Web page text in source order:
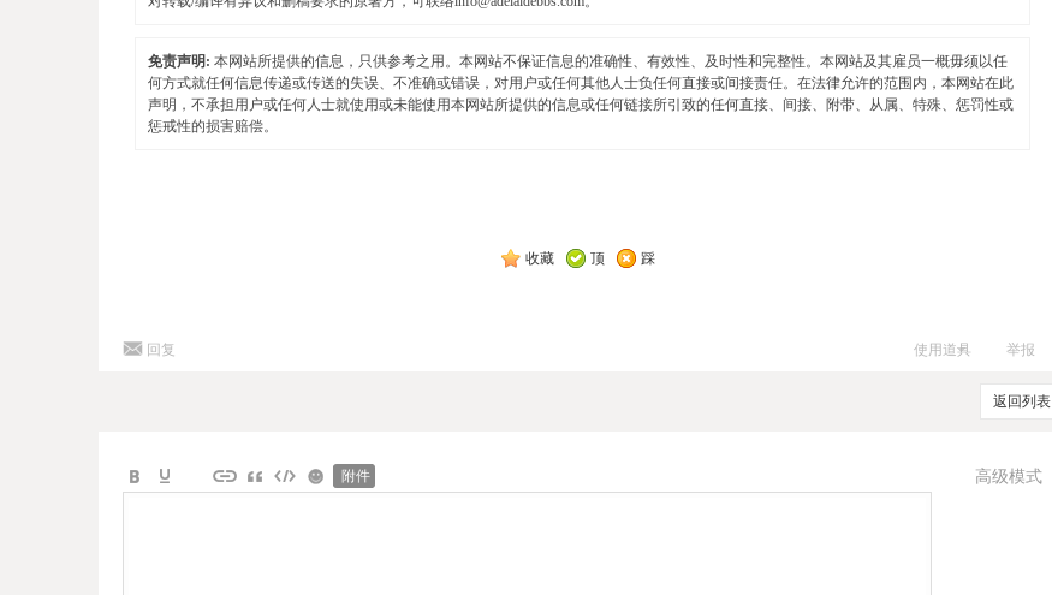
免责声明: 本网站所提供的信息，只供参考之用。本网站不保证信息的准确性、有效性、及时性和完整性。本网站及其雇员一概毋须以任
何方式就任何信息传递或传送的失误、不准确或错误，对用户或任何其他人士负任何直接或间接责任。在法律允许的范围内，本网站在此
声明，不承担用户或任何人士就使用或未能使用本网站所提供的信息或任何链接所引致的任何直接、间接、附带、从属、特殊、惩罚性或
惩戒性的损害赔偿。
收藏 顶 踩
回复 使用道具 举报
返回列表
高级模式
附件